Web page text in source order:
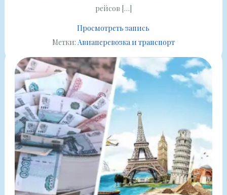
рейсов […]
Просмотреть запись
Метки: Авиаперевозка и транспорт